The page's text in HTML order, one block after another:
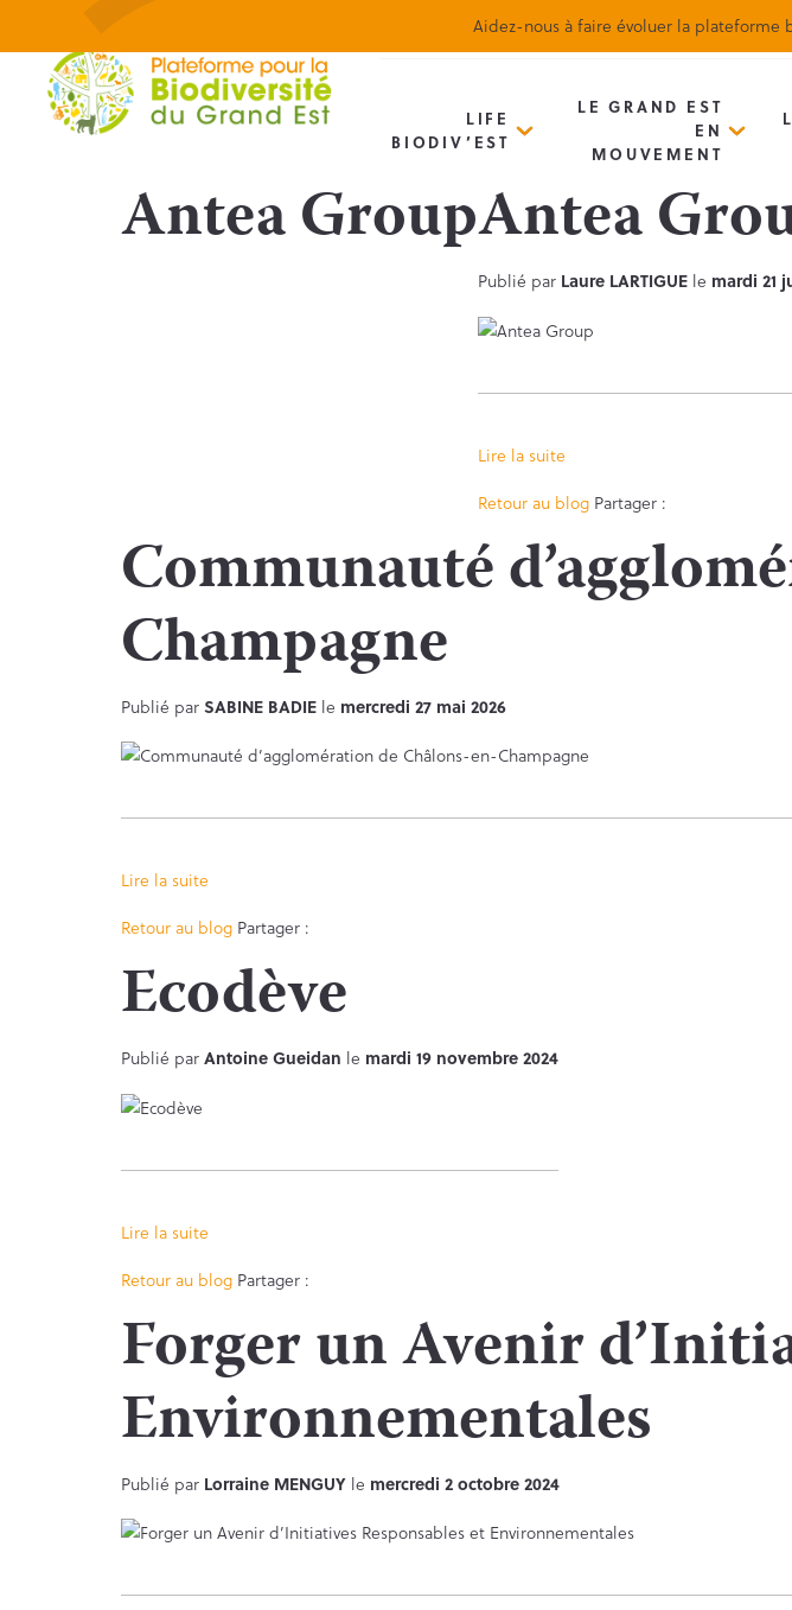
Aidez-nous à faire évoluer la plateforme
LIFE
BIODIV’EST
LE GRAND EST
EN
MOUVEMENT
Antea GroupAntea
Publié par Laure LARTIGUE le mardi 21
Lire la suite
Retour au blog Partager :
Communauté
Champagne
Publié parSABINE BADIE le mercredi 27 mai 2026
Lire la suite
Retour au blog Partager :
Ecodève
Publié parAntoine Gueidan le mardi 19 novembre 2024
Lire la suite
Retour au blog Partager :
Forger un Avenir
Environnementales
Publié par Lorraine MENGUY le mercredi 2 octobre 2024